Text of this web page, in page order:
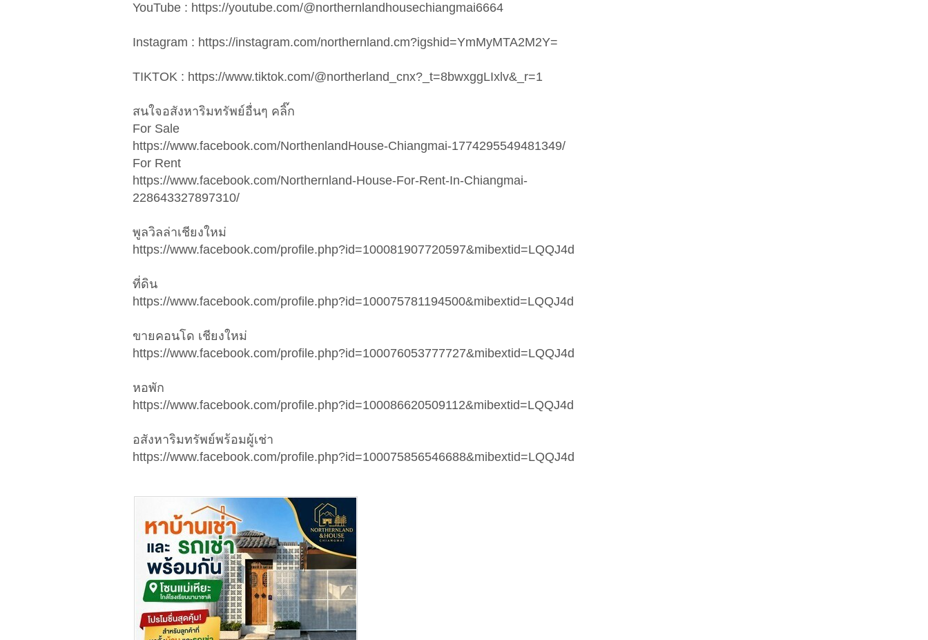
YouTube : https://youtube.com/@northernlandhousechiangmai6664
Instagram : https://instagram.com/northernland.cm?igshid=YmMyMTA2M2Y=
TIKTOK : https://www.tiktok.com/@northerland_cnx?_t=8bwxggLIxlv&_r=1
สนใจอสังหาริมทรัพย์อื่นๆ คลิ๊ก
For Sale
https://www.facebook.com/NorthenlandHouse-Chiangmai-1774295549481349/
​​For ​Rent
https://www.facebook.com/Northernland-House-For-Rent-In-Chiangmai-
228643327897310/
พูลวิลล่าเชียงใหม่
https://www.facebook.com/profile.php?id=100081907720597&mibextid=LQQJ4d
ที่ดิน
https://www.facebook.com/profile.php?id=100075781194500&mibextid=LQQJ4d
ขายคอนโด เชียงใหม่
https://www.facebook.com/profile.php?id=100076053777727&mibextid=LQQJ4d
หอพัก
https://www.facebook.com/profile.php?id=100086620509112&mibextid=LQQJ4d
อสังหาริมทรัพย์พร้อมผู้เช่า
https://www.facebook.com/profile.php?id=100075856546688&mibextid=LQQJ4d